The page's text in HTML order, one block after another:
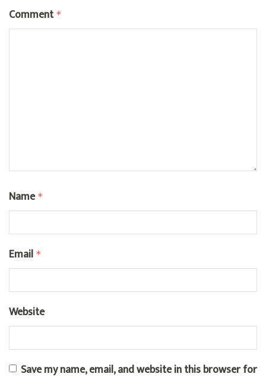
Comment *
Name *
Email *
Website
Save my name, email, and website in this browser for